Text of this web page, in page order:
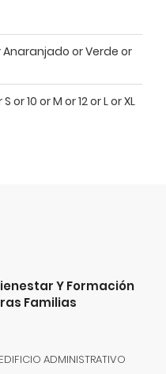
or Verde or
or 10 or M or 12 or L or XL
Y Formación
Familias
ADMINISTRATIVO